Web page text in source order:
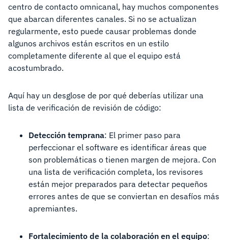
centro de contacto omnicanal, hay muchos componentes
que abarcan diferentes canales. Si no se actualizan
regularmente, esto puede causar problemas donde
algunos archivos están escritos en un estilo
completamente diferente al que el equipo está
acostumbrado.
Aquí hay un desglose de por qué deberías utilizar una
lista de verificación de revisión de código:
Detección temprana: El primer paso para
perfeccionar el software es identificar áreas que
son problemáticas o tienen margen de mejora. Con
una lista de verificación completa, los revisores
están mejor preparados para detectar pequeños
errores antes de que se conviertan en desafíos más
apremiantes.
Fortalecimiento de la colaboración en el equipo: